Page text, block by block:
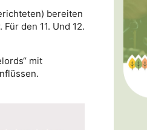
bereiten
den 11. Und 12.
mit